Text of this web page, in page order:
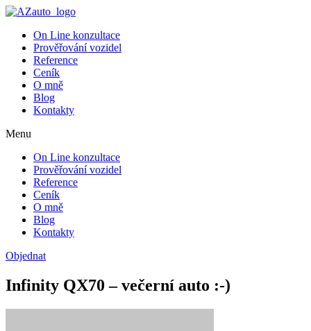
On Line konzultace
Prověřování vozidel
Reference
Ceník
O mně
Blog
Kontakty
Menu
On Line konzultace
Prověřování vozidel
Reference
Ceník
O mně
Blog
Kontakty
Objednat
Infinity QX70 – večerní auto :-)